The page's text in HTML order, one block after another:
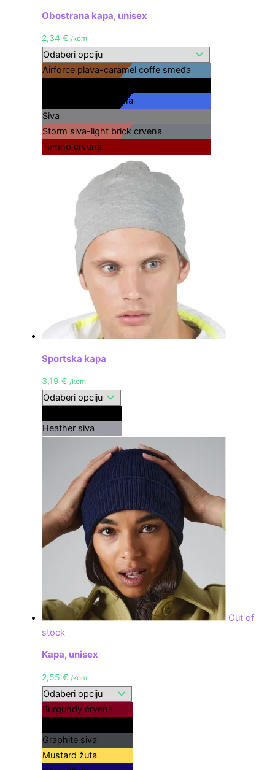
Obostrana kapa, unisex
2,34 € /kom
Airforce plava-caramel coffe smeđa
Light royal plava-crna
Siva
Storm siva-light brick crvena
Tamno crvena
Sportska kapa
3,19 € /kom
Heather siva
Out of
stock
Kapa, unisex
2,55 € /kom
Burgundy crvena
Graphite siva
Mustard žuta